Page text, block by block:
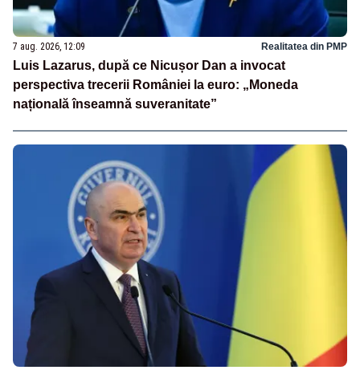
7 aug. 2026, 12:09 Realitatea din PMP
Luis Lazarus, după ce Nicușor Dan a invocat
perspectiva trecerii României la euro: „Moneda
națională înseamnă suveranitate”